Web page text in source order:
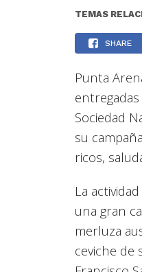
TEMAS
SHARE
Punta
Sociedad
su
ricos,
La
una gran
merluza
ceviche de